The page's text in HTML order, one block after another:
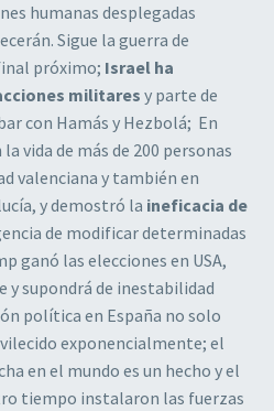
humanas desplegadas
Sigue la guerra de
próximo; Israel ha
militares y parte de
con Hamás y Hezbolá; En
vida de más de 200 personas
valenciana y también en
y demostró la ineficacia de
de modificar determinadas
ganó las elecciones en USA,
y supondrá de inestabilidad
política en España no solo
exponencialmente; el
en el mundo es un hecho y el
tiempo instalaron las fuerzas